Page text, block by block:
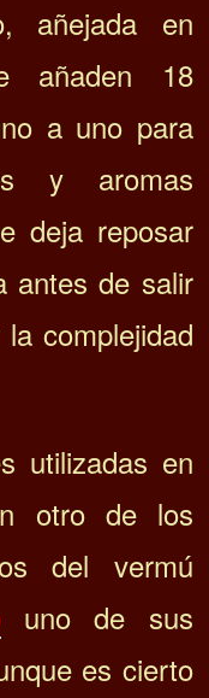
añejada en
añaden 18
a uno para
y aromas
deja reposar
antes de salir
complejidad
utilizadas en
otro de los
del vermú
uno de sus
es cierto